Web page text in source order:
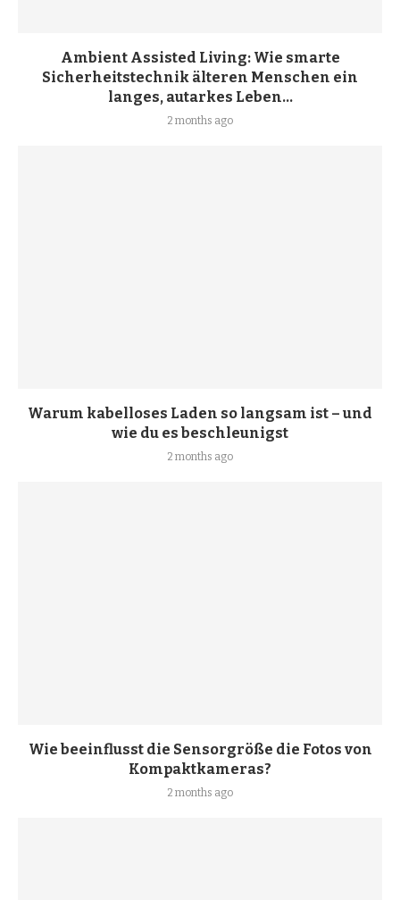
Ambient Assisted Living: Wie smarte
Sicherheitstechnik älteren Menschen ein
langes, autarkes Leben...
2 months ago
Warum kabelloses Laden so langsam ist – und
wie du es beschleunigst
2 months ago
Wie beeinflusst die Sensorgröße die Fotos von
Kompaktkameras?
2 months ago